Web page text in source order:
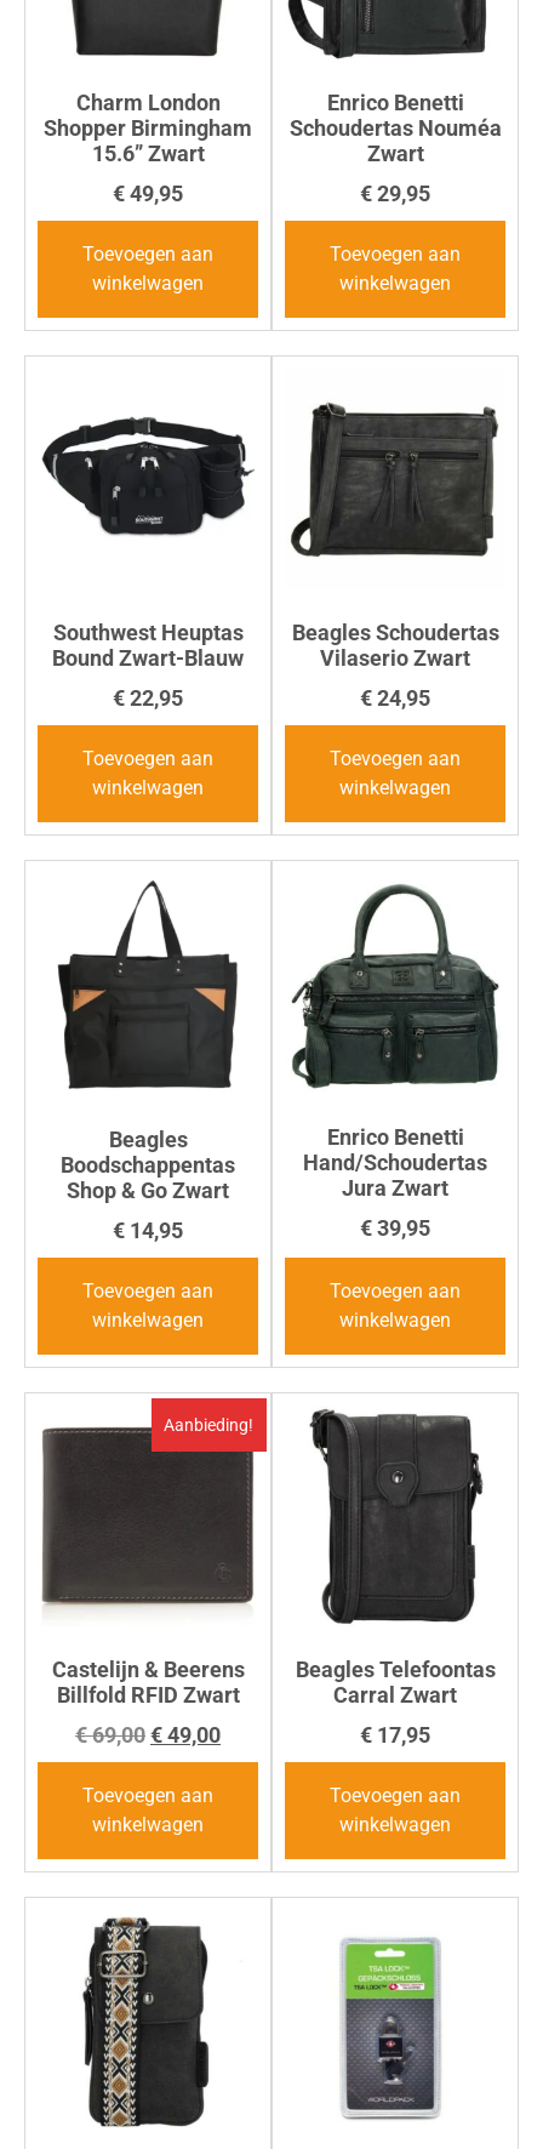
Charm London
Shopper Birmingham
15.6” Zwart
€49,95
Toevoegen aan
winkelwagen
Enrico Benetti
Schoudertas Nouméa
Zwart
€29,95
Toevoegen aan
winkelwagen
Southwest Heuptas
Bound Zwart-Blauw
€22,95
Toevoegen aan
winkelwagen
Beagles Schoudertas
Vilaserio Zwart
€24,95
Toevoegen aan
winkelwagen
Beagles
Boodschappentas
Shop & Go Zwart
€ 14,95
Toevoegen aan
winkelwagen
Enrico Benetti
Hand/Schoudertas
Jura Zwart
€39,95
Toevoegen aan
winkelwagen
Aanbieding!
Castelijn & Beerens
Billfold RFID Zwart
€69,00€49,00
Toevoegen aan
winkelwagen
Beagles Telefoontas
Carral Zwart
€ 17,95
Toevoegen aan
winkelwagen